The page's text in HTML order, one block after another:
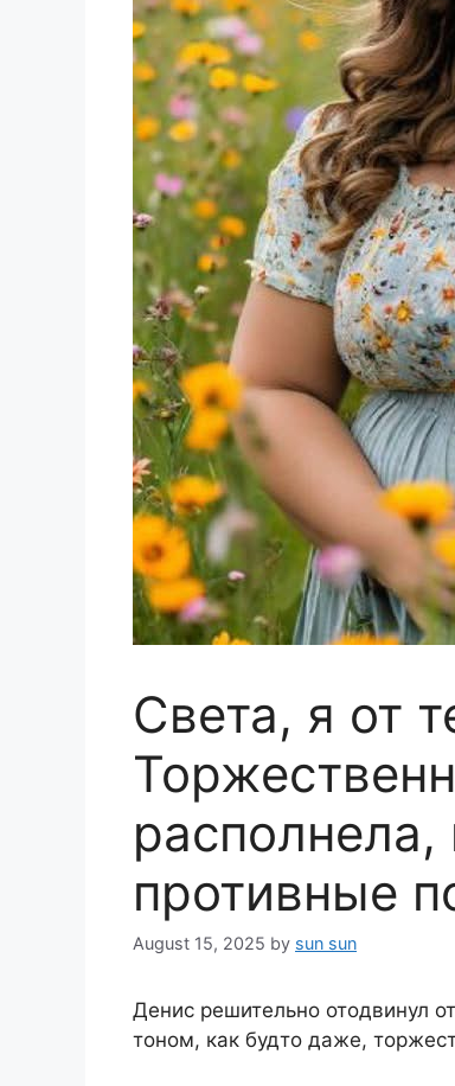
Света, я от
противные
August 15, 2025 by sun sun
Денис решительно отодвинул
тоном, как будто даже,